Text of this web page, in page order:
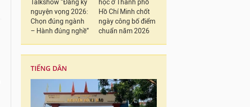
Talkshow “Đăng ký
nguyện vọng 2026:
Chọn đúng ngành
– Hành đúng nghề”
học ở Thành phố
Hồ Chí Minh chốt
ngày công bố điểm
chuẩn năm 2026
TIẾNG DÂN